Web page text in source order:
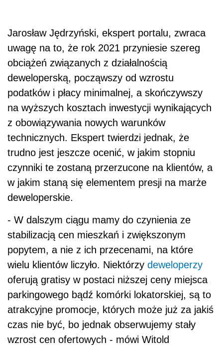
Jarosław Jędrzyński, ekspert portalu, zwraca
uwagę na to, że rok 2021 przyniesie szereg
obciążeń związanych z działalnością
deweloperską, począwszy od wzrostu
podatków i płacy minimalnej, a skończywszy
na wyższych kosztach inwestycji wynikających
z obowiązywania nowych warunków
technicznych. Ekspert twierdzi jednak, że
trudno jest jeszcze ocenić, w jakim stopniu
czynniki te zostaną przerzucone na klientów, a
w jakim staną się elementem presji na marże
deweloperskie.
- W dalszym ciągu mamy do czynienia ze
stabilizacją cen mieszkań i zwiększonym
popytem, a nie z ich przecenami, na które
wielu klientów liczyło. Niektórzy deweloperzy
oferują gratisy w postaci niższej ceny miejsca
parkingowego bądź komórki lokatorskiej, są to
atrakcyjne promocje, których może już za jakiś
czas nie być, bo jednak obserwujemy stały
wzrost cen ofertowych - mówi Witold